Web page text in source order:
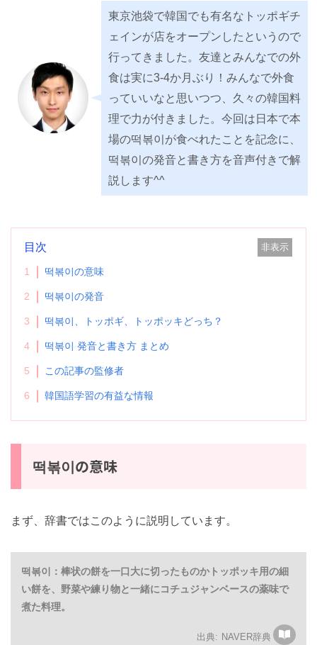
東京池袋で韓国でも有名なトッポギ
チェインが店をオープンしたという
ので行ってきました。友達とみんな
での外食は実に3-4か月ぶり！みん
なで外食っていいなと思いつつ、
久々の韓国料理で力が付きました。
今回は日本で本場の떡볶이が食べれ
たことを記念に、떡볶이の発音と書
き方を音声付きで解説します^^
目次 非表示
떡볶이の意味
떡볶이の発音
떡볶이、トッポギ、トッポッキどっち？
떡볶이 発音と書き方 まとめ
この記事の監修者
韓国語学習の有益な情報
떡볶이の意味
まず、辞書ではこのように説明しています。
떡볶이：棒状の餅を一口大に切ったものかトッポッキ用の
細い餅を、野菜や練り物と一緒にコチュジャンベースの薬
味で煮た料理。
NAVER辞典